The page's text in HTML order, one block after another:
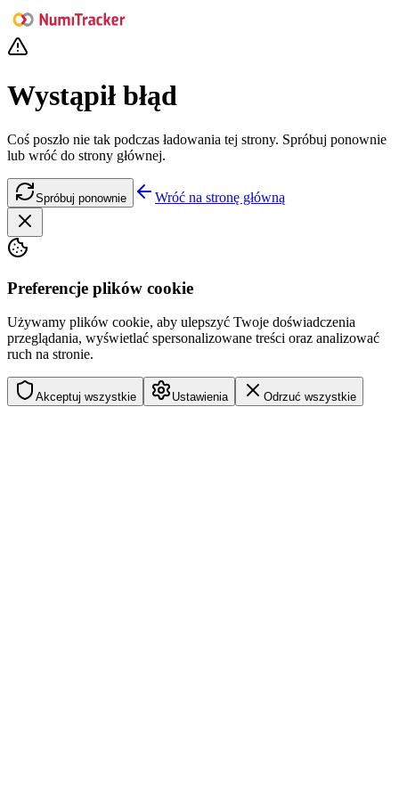
Wystąpił błąd
Coś poszło nie tak podczas ładowania tej strony. Spróbuj ponownie
lub wróć do strony głównej.
Spróbuj ponownie Wróć na stronę główną
Preferencje plików cookie
Używamy plików cookie, aby ulepszyć Twoje doświadczenia
przeglądania, wyświetlać spersonalizowane treści oraz analizować
ruch na stronie.
Akceptuj wszystkie Ustawienia Odrzuć wszystkie